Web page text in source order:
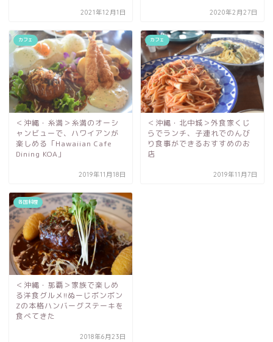
2021年12月1日 2020年2月27日
カフェ
＜沖縄・糸満＞糸満のオーシ
ャンビューで、ハワイアンが
楽しめる「Hawaiian Cafe
Dining KOA」
2019年11月18日
カフェ
＜沖縄・北中城＞外食家くじ
らでランチ、子連れでのんび
り食事ができるおすすめのお
店
2019年11月7日
各国料理
＜沖縄・那覇＞家族で楽しめ
る洋食グルメ!!ぬーじボンボン
Zの本格ハンバーグステーキを
食べてきた
2018年6月23日